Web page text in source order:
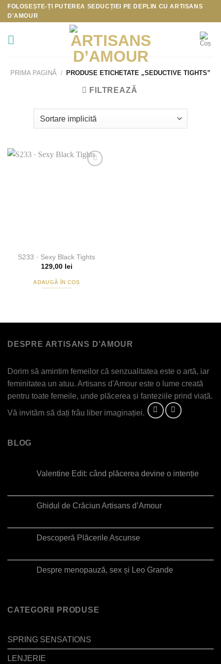
SkipFOLOSEȘTE-ȚI PUTEREA SEDUCȚIEI PE DEPLIN CUARTISANS
D'AMOUR
PRIMA PAGINĂ / PRODUSE ETICHETATE „SEDUCTIVE TIGHTS”
FILTREAZĂ
S233 · Sexy Black Tights
129,00 lei
ADAUGĂ ÎN COȘ
DESPRE ARTISANS D'AMOUR
Dorim să amintim femeilor că senzualitatea este o artă, iar
feminitatea un atuu. Artisans d'Amour este o lume creată
pentru toate femeile, unde plăcerea și fanteziile prind viață.
Vă invităm să dați frâu liber imaginației.
BLOG
Valentine Edit: când plăcerea devine o intenție
Ghidul de Crăciun Artisans d’Amour
Descoperă Plăcerile Ascunse
Despre menopauză, sex și Leo Grande
CATEGORII PRODUSE
SPRING SENSATIONS
LENJERIE